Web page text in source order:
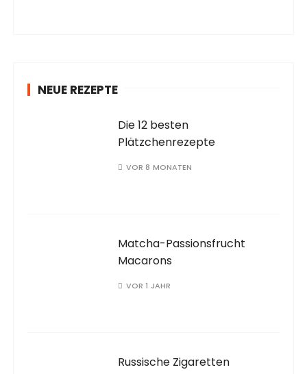
NEUE REZEPTE
Die 12 besten
Plätzchenrezepte
VOR 8 MONATEN
Matcha-Passionsfrucht
Macarons
VOR 1 JAHR
Russische Zigaretten